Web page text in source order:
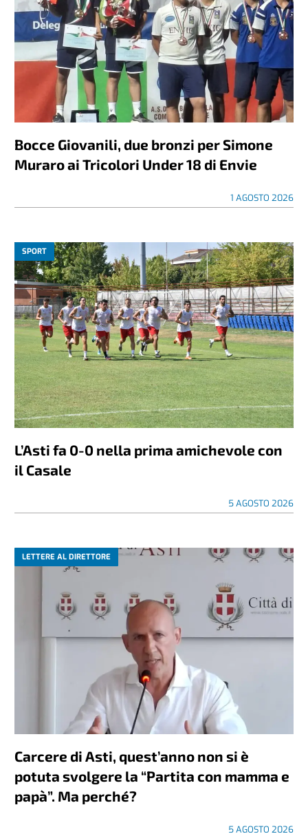
Bocce Giovanili, due bronzi per Simone
Muraro ai Tricolori Under 18 di Envie
1 AGOSTO 2026
SPORT
L’Asti fa 0-0 nella prima amichevole con
il Casale
5 AGOSTO 2026
LETTERE AL DIRETTORE
Carcere di Asti, quest’anno non si è
potuta svolgere la “Partita con mamma e
papà”. Ma perché?
5 AGOSTO 2026